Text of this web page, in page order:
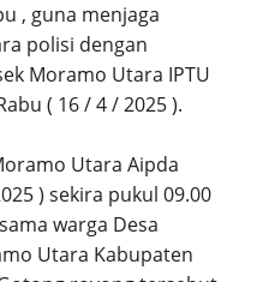
, guna menjaga
polisi dengan
Moramo Utara IPTU
( 16 / 4 / 2025 ).
Utara Aipda
) sekira pukul 09.00
warga Desa
Utara Kabupaten